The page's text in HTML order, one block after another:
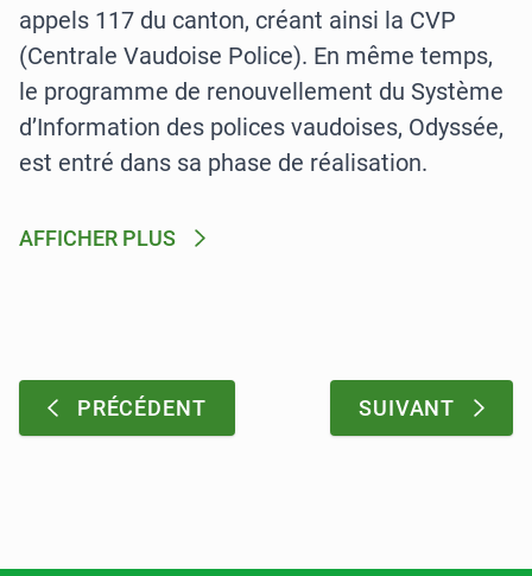
appels 117 du canton, créant ainsi la CVP
(Centrale Vaudoise Police). En même temps,
le programme de renouvellement du Système
d’Information des polices vaudoises, Odyssée,
est entré dans sa phase de réalisation.
AFFICHER PLUS
PRÉCÉDENT: SUIVANT